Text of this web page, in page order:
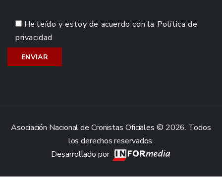
He leído y estoy de acuerdo con la Política de
privacidad
Asociación Nacional de Cronistas Oficiales © 2026. Todos
los derechos reservados.
Desarrollado por